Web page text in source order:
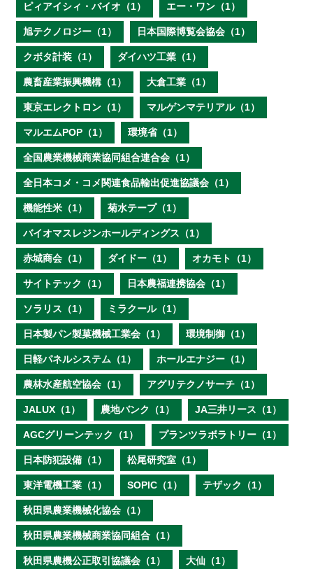
ピィアイシィ・バイオ（1） エー・ワン（1）
旭テクノロジー（1） 日本国際博覧会協会（1）
クボタ計装（1） ダイハツ工業（1）
農畜産業振興機構（1） 大倉工業（1）
東京エレクトロン（1） マルゲンマテリアル（1）
マルエムPOP（1） 環境省（1）
全国農業機械商業協同組合連合会（1）
全日本コメ・コメ関連食品輸出促進協議会（1）
機能性米（1） 菊水テープ（1）
バイオマスレジンホールディングス（1）
赤城商会（1） ダイドー（1） オカモト（1）
サイトテック（1） 日本農福連携協会（1）
ソラリス（1） ミラクール（1）
日本製パン製菓機械工業会（1） 環境制御（1）
日軽パネルシステム（1） ホールエナジー（1）
農林水産航空協会（1） アグリテクノサーチ（1）
JALUX（1） 農地バンク（1） JA三井リース（1）
AGCグリーンテック（1） プランツラボラトリー（1）
日本防犯設備（1） 松尾研究室（1）
東洋電機工業（1） SOPIC（1） テザック（1）
秋田県農業機械化協会（1）
秋田県農業機械商業協同組合（1）
秋田県農機公正取引協議会（1） 大仙（1）